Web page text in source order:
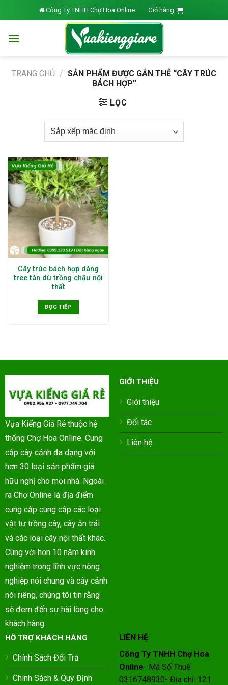
to
Công Ty TNHH Chợ Hoa Online Giỏ hàng
TRANG CHỦ / SẢN PHẨM ĐƯỢC GẮN THẺ “CÂY TRÚC
BÁCH HỢP”
LỌC
Cây trúc bách hợp dáng
tree tán dù trồng chậu nội
thất
ĐỌC TIẾP
Vựa Kiểng Giá Rẻ thuộc hệ
thống Chợ Hoa Online. Cung
cấp cây cảnh đa dạng với
hơn 30 loại sản phẩm giá
hữu nghị cho mọi nhà. Ngoài
ra Chợ Online là địa điểm
cung cấp cung cấp các loại
vật tư trồng cây, cây ăn trái
và các loại cây nội thất khác.
Cùng với hơn 10 năm kinh
nghiệm trong lĩnh vực nông
nghiệp nói chung và cây cảnh
nói riêng, chúng tôi tin rằng
sẽ đem đến sự hài lòng cho
khách hàng.
GIỚI THIỆU
Giới thiệu
Đối tác
Liên hệ
HỖ TRỢ KHÁCH HÀNG
Chính Sách Đổi Trả
Chính Sách & Quy Định
LIÊN HỆ
Công Ty TNHH Chợ Hoa
Online- Mã Số Thuế:
0316748930- Địa chỉ: 121